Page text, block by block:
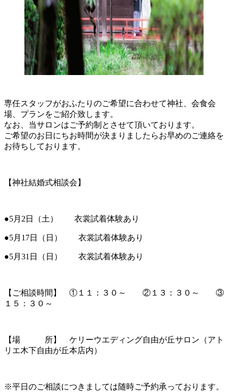
専任スタッフがおふたりのご希望に合わせて神社、会食会
場、プランをご紹介致します。
なお、当サロンはご予約制とさせて頂いております。
ご希望のお日にちお時間が決まりましたらお早めのご連絡を
お待ちしております。
【神社結婚式相談会】
●5月2日（土） 衣裳試着体験あり
●5月17日（日） 衣裳試着体験あり
●5月31日（日） 衣裳試着体験あり
【ご相談時間】 ①１１：３０～ ②１３：３０～ ③
１５：３０～
【場 所】 ケリーウエディング自由が丘サロン（アト
リエ木下自由が丘本店内）
※平日のご相談につきましては随時ご予約承っております。